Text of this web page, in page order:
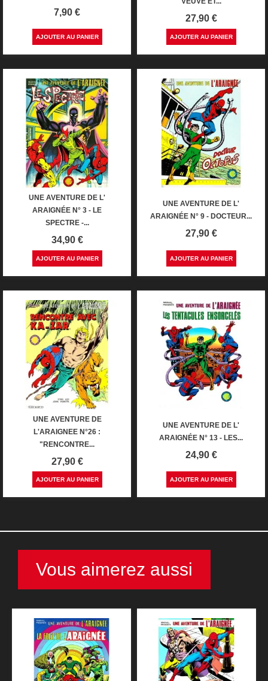
Prix
7,90 €
AJOUTER AU PANIER
Prix
27,90 €
AJOUTER AU PANIER
UNE AVENTURE DE L'
ARAIGNÉE N° 3 - LE
SPECTRE -...
Prix
34,90 €
AJOUTER AU PANIER
UNE AVENTURE DE L'
ARAIGNÉE N° 9 - DOCTEUR...
Prix
27,90 €
AJOUTER AU PANIER
UNE AVENTURE DE
L'ARAIGNEE N°26 :
"RENCONTRE...
Prix
27,90 €
AJOUTER AU PANIER
UNE AVENTURE DE L'
ARAIGNÉE N° 13 - LES...
Prix
24,90 €
AJOUTER AU PANIER
Vous aimerez aussi